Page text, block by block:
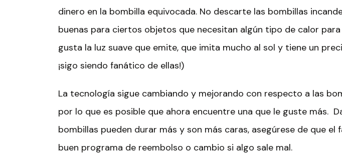
dinero en la bombilla equivocada. No descarte las bombillas
buenas para ciertos objetos que necesitan algún tipo de calor
gusta la luz suave que emite, que imita mucho al sol y tiene un
¡sigo siendo fanático de ellas!)
La tecnología sigue cambiando y mejorando con respecto a las
por lo que es posible que ahora encuentre una que le guste más.
bombillas pueden durar más y son más caras, asegúrese de que el
buen programa de reembolso o cambio si algo sale mal.